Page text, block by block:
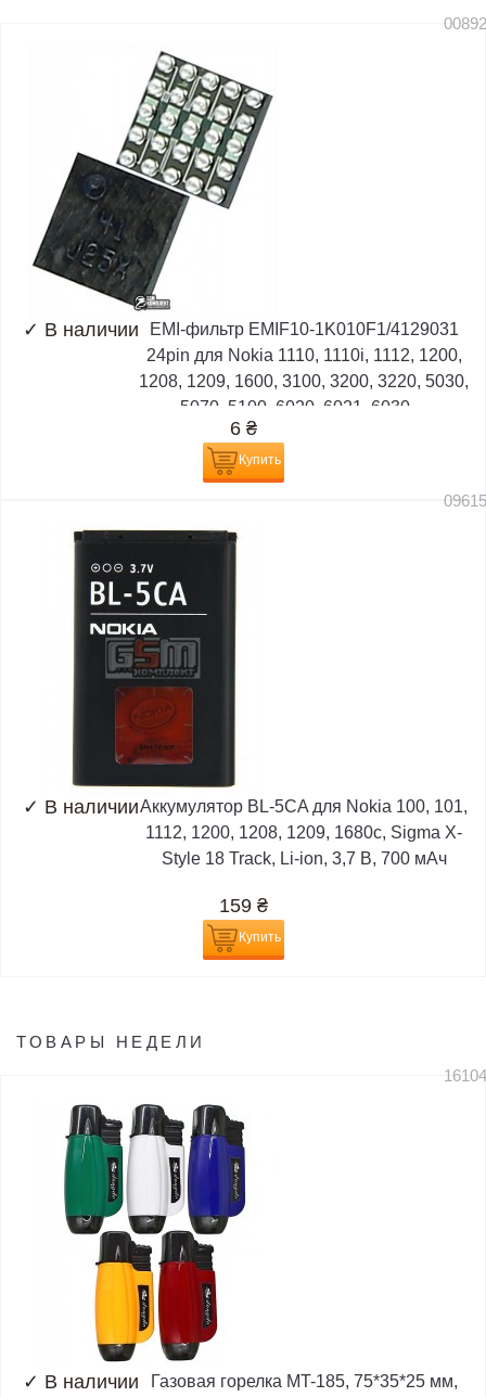
✓ В наличии
EMI-фильтр EMIF10-1K010F1/4129031
24pin для Nokia 1110, 1110i, 1112, 1200,
1208, 1209, 1600, 3100, 3200, 3220, 5030,
5070, 5100, 6020, 6021, 6030,...
6 ₴
Купить
✓ В наличииАккумулятор BL-5CA для Nokia 100, 101,
1112, 1200, 1208, 1209, 1680c, Sigma X-
Style 18 Track, Li-ion, 3,7 В, 700 мАч
159 ₴
Купить
ТОВАРЫ НЕДЕЛИ
✓ В наличии
Газовая горелка MT-185, 75*35*25 мм,